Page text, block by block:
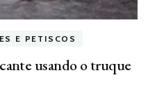
E PETISCOS
usando o truque